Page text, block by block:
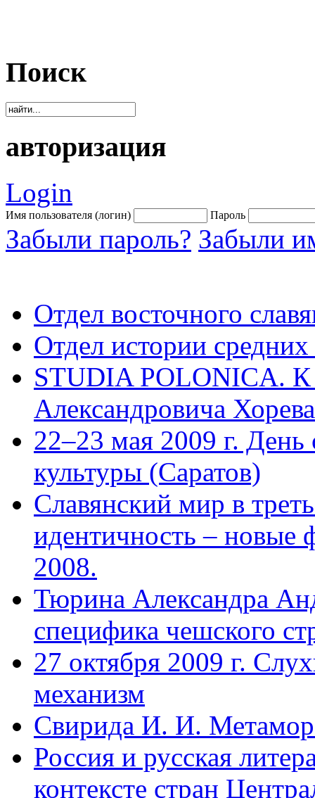
Поиск
авторизация
Login
Имя пользователя (логин) Пароль
Забыли пароль? Забыли
Отдел восточного
Отдел истории средних
STUDIA POLONICA. К
Александровича
22–23 мая 2009 г. День
культуры (Саратов)
Славянский мир в
идентичность – новые
2008.
Тюрина Александра
специфика чешского
27 октября 2009 г.
механизм
Свирида И. И.
Россия и русская
контексте стран